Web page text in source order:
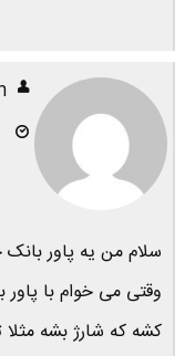
وقتی می خوام با